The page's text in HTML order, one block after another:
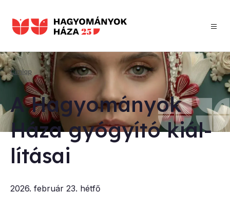
tartalomra
Morzsa
Címlap
A Ha­gyo­má­nyok
Há­za gyó­gyí­tó ki­ál­
lí­tá­sai
2026. február 23. hétfő